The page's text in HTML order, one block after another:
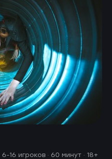
6-16 игроков · 60 минут · 18+